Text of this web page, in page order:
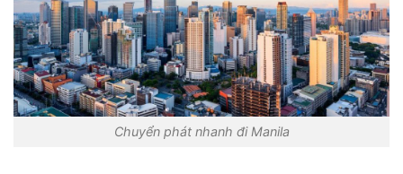
Chuyển phát nhanh đi Manila